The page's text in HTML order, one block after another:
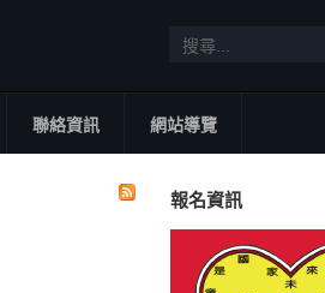
聯絡資訊 網站導覽
報名資訊